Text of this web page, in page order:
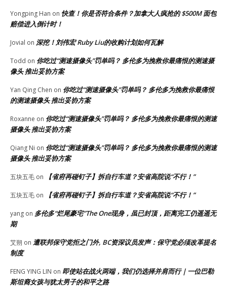
Yongping Han on 快查！你是否符合条件？加拿大人疯抢的 $500M 面包
赔偿进入倒计时！
Jovial on 深挖！刘伟宏 Ruby Liu的收购计划如何瓦解
Todd on 你吃过“测速摄像头”罚单吗？ 多伦多为挽救你最痛恨的测速摄
像头 推出妥协方案
Yan Qing Chen on 你吃过“测速摄像头”罚单吗？ 多伦多为挽救你最痛恨
的测速摄像头 推出妥协方案
Roxanne on 你吃过“测速摄像头”罚单吗？ 多伦多为挽救你最痛恨的测速
摄像头 推出妥协方案
Qiang Ni on 你吃过“测速摄像头”罚单吗？ 多伦多为挽救你最痛恨的测速
摄像头 推出妥协方案
五块五毛 on 【省府再碰钉子】拆自行车道？安省高院说“不行！”
五块五毛 on 【省府再碰钉子】拆自行车道？安省高院说“不行！”
yang on 多伦多“烂尾豪宅”The One现身，虽已封顶，距离完工仍遥遥无
期
艾朔 on 遭联邦保守党拒之门外, BC资深议员发声：保守党必须改革提名
制度
FENG YING LIN on 即使站在战火两端，我们仍选择并肩而行｜一位巴勒
斯坦裔女孩与犹太男子的和平之路